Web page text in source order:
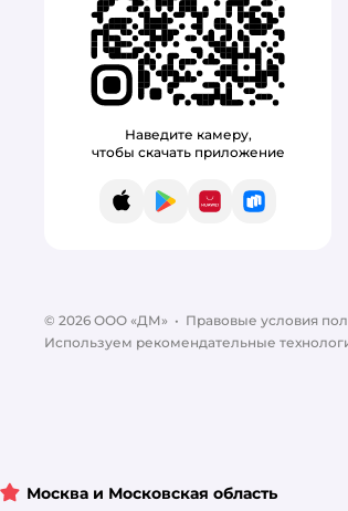
Наведите камеру,
чтобы скачать приложение
App StoreGoogle Play
AppGallery
RuStore
© 2026 ООО «ДМ» • Правовые условия
Используем рекомендательные
Москва и Московская область